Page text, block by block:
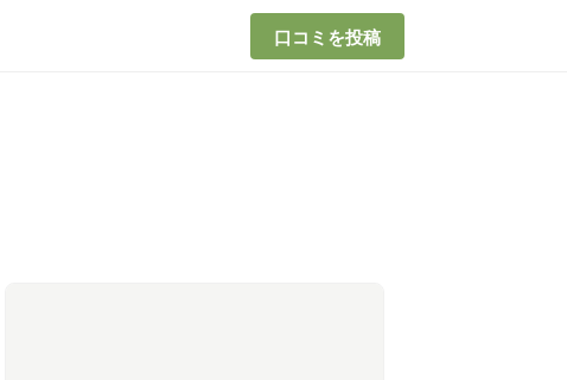
口コミを投稿